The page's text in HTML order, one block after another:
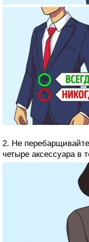
2. Не
четыре аксессуара в